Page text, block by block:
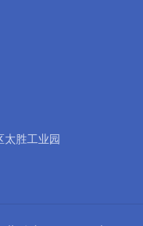
太胜工业园